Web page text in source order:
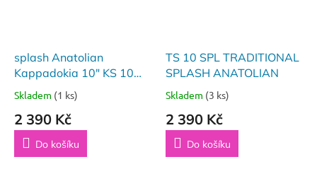
splash Anatolian
Kappadokia 10" KS 10
SPL
Skladem (1 ks)
2 390 Kč
Do košíku
TS 10 SPL TRADITIONAL
SPLASH ANATOLIAN
Skladem (3 ks)
2 390 Kč
Do košíku